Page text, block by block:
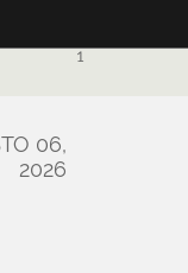
1
06,
2026